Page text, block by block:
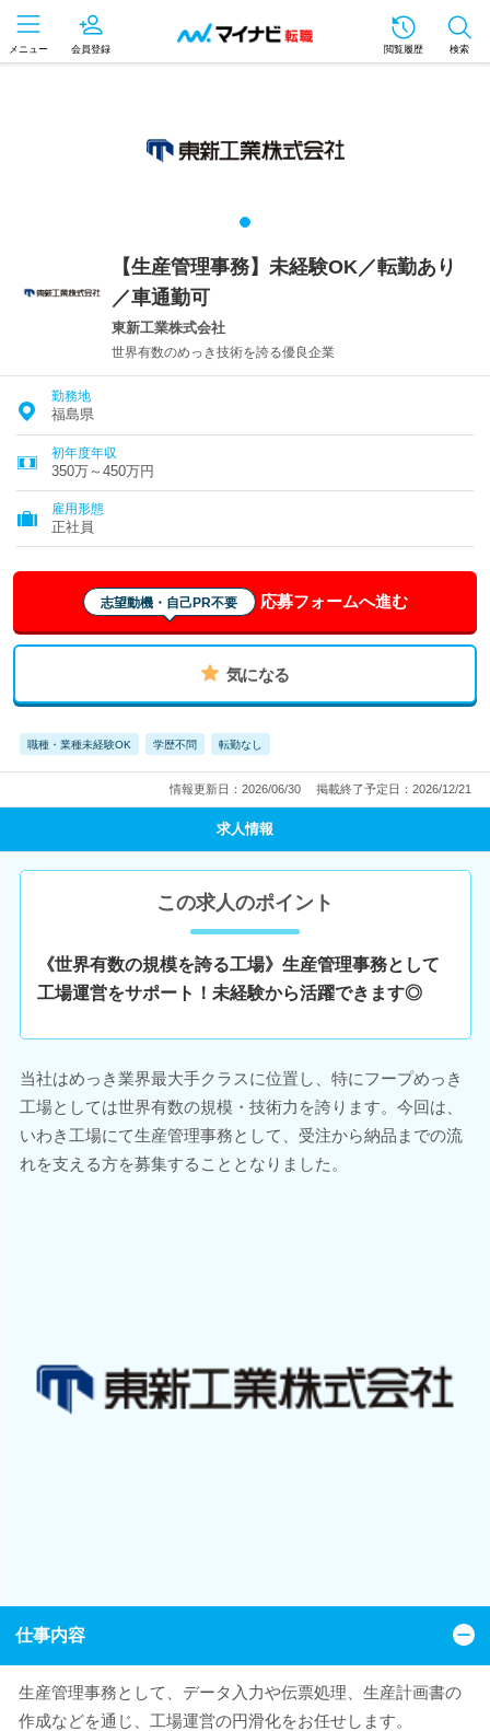
メニュー 会員登録 閲覧履歴 検索
【生産管理事務】未経験OK／転勤あり
／車通勤可
東新工業株式会社
世界有数のめっき技術を誇る優良企業
勤務地
福島県
初年度年収
350万～450万円
雇用形態
正社員
志望動機・自己PR不要 応募フォームへ進む
気になる
職種・業種未経験OK 学歴不問 転勤なし
情報更新日：2026/06/30 掲載終了予定日：2026/12/21
求人情報
この求人のポイント
《世界有数の規模を誇る工場》生産管理事務として
工場運営をサポート！未経験から活躍できます◎
当社はめっき業界最大手クラスに位置し、特にフープめっき
工場としては世界有数の規模・技術力を誇ります。今回は、
いわき工場にて生産管理事務として、受注から納品までの流
れを支える方を募集することとなりました。
仕事内容
生産管理事務として、データ入力や伝票処理、生産計画書の
作成などを通じ、工場運営の円滑化をお任せします。